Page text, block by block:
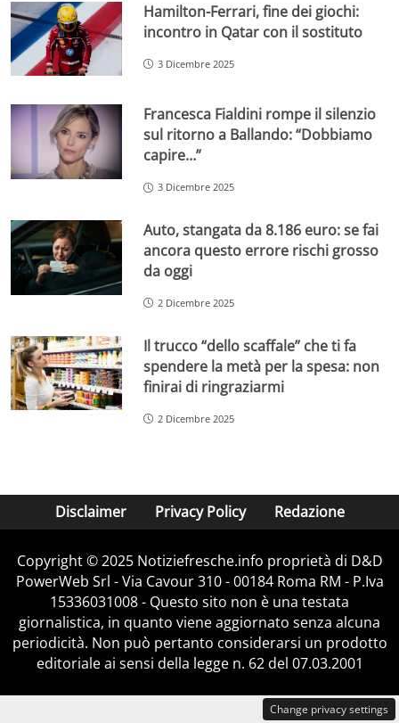
Hamilton-Ferrari, fine dei giochi:
incontro in Qatar con il sostituto
3 Dicembre 2025
Francesca Fialdini rompe il silenzio
sul ritorno a Ballando: “Dobbiamo
capire…”
3 Dicembre 2025
Auto, stangata da 8.186 euro: se fai
ancora questo errore rischi grosso
da oggi
2 Dicembre 2025
Il trucco “dello scaffale” che ti fa
spendere la metà per la spesa: non
finirai di ringraziarmi
2 Dicembre 2025
Disclaimer Privacy Policy Redazione
Copyright © 2025 Notiziefresche.info proprietà di D&D
PowerWeb Srl - Via Cavour 310 - 00184 Roma RM - P.Iva
15336031008 - Questo sito non è una testata
giornalistica, in quanto viene aggiornato senza alcuna
periodicità. Non può pertanto considerarsi un prodotto
editoriale ai sensi della legge n. 62 del 07.03.2001
Change privacy settings